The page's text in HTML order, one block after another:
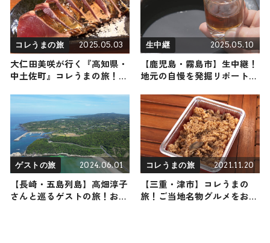
コレうまの旅 2025.05.03
大仁田美咲が行く『高知県・
中土佐町』コレうまの旅！地
グルメ4選 2025年5月3日放送
生中継 2025.05.10
【鹿児島・霧島市】生中継！
地元の自慢を発掘リポート
ゲストの旅 2024.06.01
【長崎・五島列島】高畑淳子
さんと巡るゲストの旅！おす
コレうまの旅 2021.11.20
【三重・津市】コレうまの
旅！ご当地名物グルメをお届